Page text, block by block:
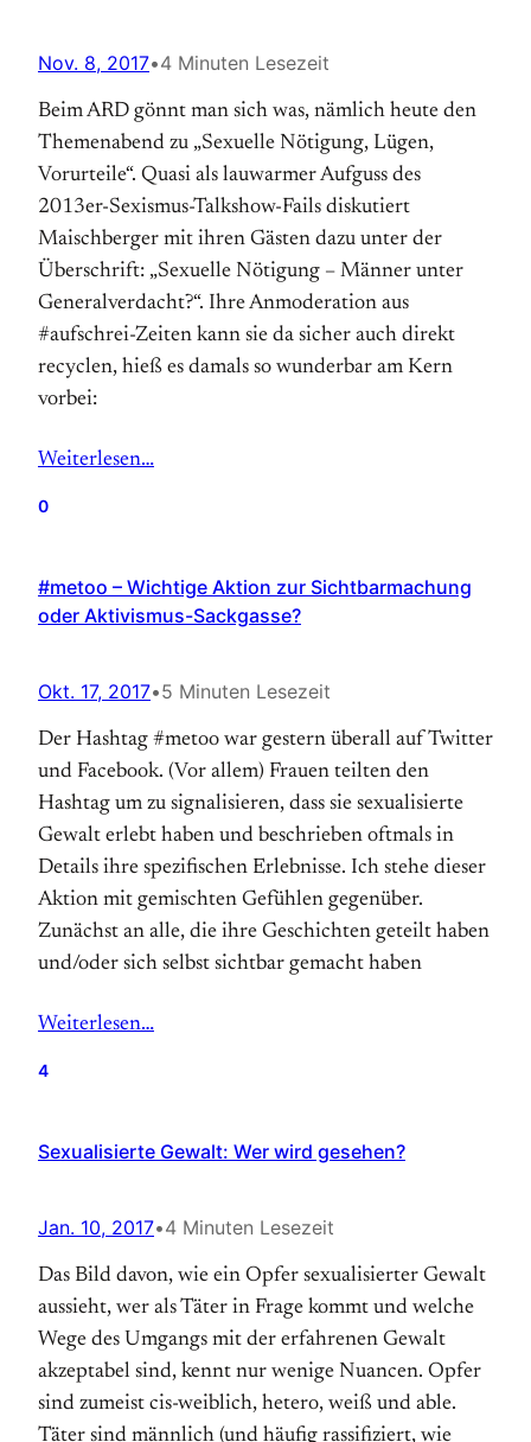
Nov. 8, 2017•4 Minuten Lesezeit
Beim ARD gönnt man sich was, nämlich heute den
Themenabend zu „Sexuelle Nötigung, Lügen,
Vorurteile“. Quasi als lauwarmer Aufguss des
2013er-Sexismus-Talkshow-Fails diskutiert
Maischberger mit ihren Gästen dazu unter der
Überschrift: „Sexuelle Nötigung – Männer unter
Generalverdacht?“. Ihre Anmoderation aus
#aufschrei-Zeiten kann sie da sicher auch direkt
recyclen, hieß es damals so wunderbar am Kern
vorbei:
Weiterlesen…
0
#metoo – Wichtige Aktion zur Sichtbarmachung
oder Aktivismus-Sackgasse?
Okt. 17, 2017•5 Minuten Lesezeit
Der Hashtag #metoo war gestern überall auf Twitter
und Facebook. (Vor allem) Frauen teilten den
Hashtag um zu signalisieren, dass sie sexualisierte
Gewalt erlebt haben und beschrieben oftmals in
Details ihre spezifischen Erlebnisse. Ich stehe dieser
Aktion mit gemischten Gefühlen gegenüber.
Zunächst an alle, die ihre Geschichten geteilt haben
und/oder sich selbst sichtbar gemacht haben
Weiterlesen…
4
Sexualisierte Gewalt: Wer wird gesehen?
Jan. 10, 2017•4 Minuten Lesezeit
Das Bild davon, wie ein Opfer sexualisierter Gewalt
aussieht, wer als Täter in Frage kommt und welche
Wege des Umgangs mit der erfahrenen Gewalt
akzeptabel sind, kennt nur wenige Nuancen. Opfer
sind zumeist cis-weiblich, hetero, weiß und able.
Täter sind männlich (und häufig rassifiziert, wie